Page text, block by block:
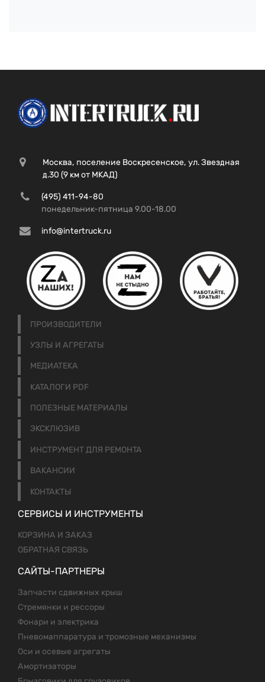
Москва, поселение Воскресенское, ул. Звездная
д.30 (9 км от МКАД)
(495) 411-94-80
понедельник-пятница 9.00-18.00
info@intertruck.ru
ПРОИЗВОДИТЕЛИ
УЗЛЫ И АГРЕГАТЫ
МЕДИАТЕКА
КАТАЛОГИ PDF
ПОЛЕЗНЫЕ МАТЕРИАЛЫ
ЭКСКЛЮЗИВ
ИНСТРУМЕНТ ДЛЯ РЕМОНТА
ВАКАНСИИ
КОНТАКТЫ
СЕРВИСЫ И ИНСТРУМЕНТЫ
КОРЗИНА И ЗАКАЗ
ОБРАТНАЯ СВЯЗЬ
САЙТЫ-ПАРТНЕРЫ
Запчасти сдвижных крыш
Стремянки и рессоры
Фонари и электрика
Пневомаппаратура и тромозные механизмы
Оси и осевые агрегаты
Амортизаторы